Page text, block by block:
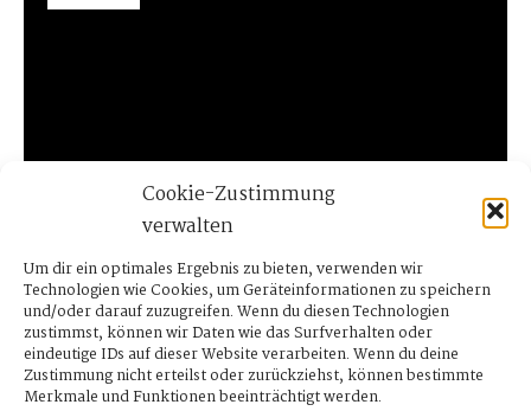
Cookie-Zustimmung
verwalten
Um dir ein optimales Ergebnis zu bieten, verwenden wir
Technologien wie Cookies, um Geräteinformationen zu speichern
und/oder darauf zuzugreifen. Wenn du diesen Technologien
zustimmst, können wir Daten wie das Surfverhalten oder
eindeutige IDs auf dieser Website verarbeiten. Wenn du deine
Zustimmung nicht erteilst oder zurückziehst, können bestimmte
Merkmale und Funktionen beeinträchtigt werden.
Wedding Stories
Continue Reading